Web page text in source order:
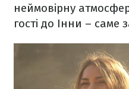
неймовірну
гості до Інни – саме